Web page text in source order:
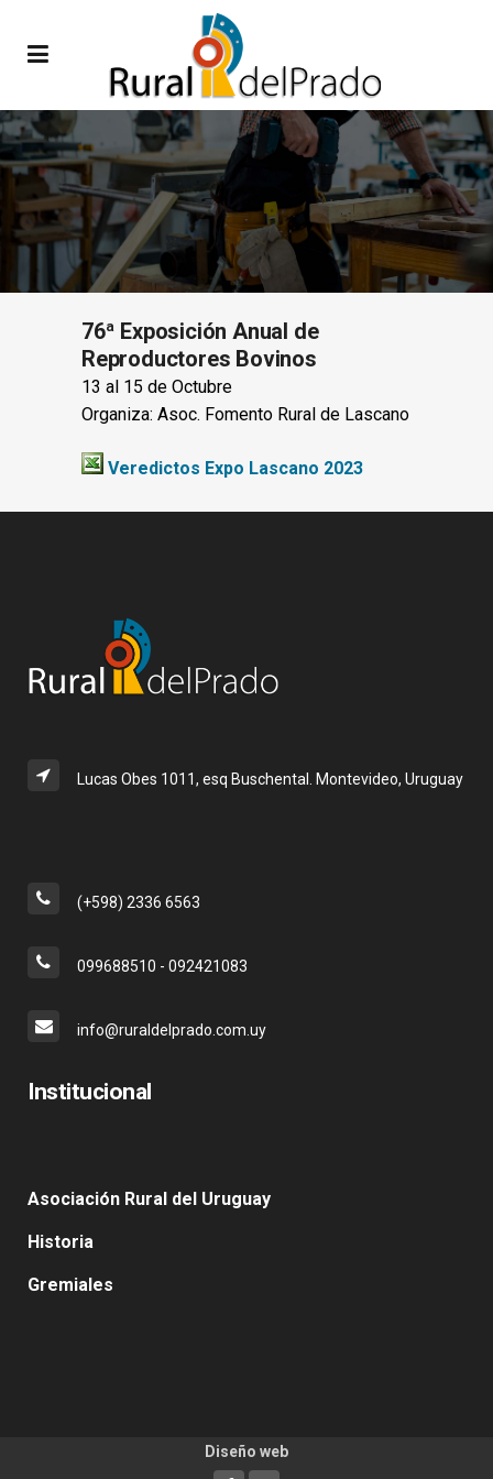
76ª Exposición Anual de
Reproductores Bovinos
13 al 15 de Octubre
Organiza: Asoc. Fomento Rural de Lascano
Veredictos Expo Lascano 2023
Lucas Obes 1011, esq Buschental. Montevideo, Uruguay
(+598) 2336 6563
099688510 - 092421083
info@ruraldelprado.com.uy
Institucional
Asociación Rural del Uruguay
Historia
Gremiales
Diseño web